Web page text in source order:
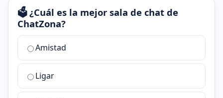
🗳️ ¿Cuál es la mejor sala de chat de
ChatZona?
¿Cuál
la
mejor
sala
Amistad
Ligar